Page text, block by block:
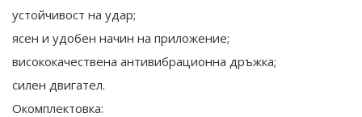
устойчивост на удар;
ясен и удобен начин на приложение;
висококачествена антивибрационна дръжка;
силен двигател.
Окомплектовка: